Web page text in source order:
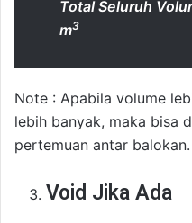
Total Seluruh
m3
Note : Apabila volume
lebih banyak, maka bisa
pertemuan antar balokan.
Void Jika Ada